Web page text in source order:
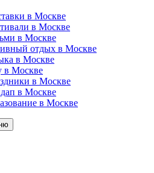
в Москве
в Москве
в Москве
отдых в Москве
в Москве
в Москве
в Москве
в Москве
в Москве